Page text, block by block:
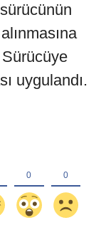
uygulandı.